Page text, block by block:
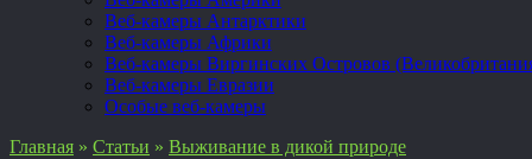
Веб-камеры Антарктики
Веб-камеры Африки
Веб-камеры Виргинских Островов
Веб-камеры Евразии
Особые веб-камеры
Главная » Статьи » Выживание в дикой природе